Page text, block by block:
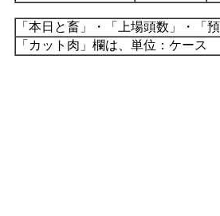
「本日と畜」・「上場頭数」・「
「カット肉」欄は、単位：ケース